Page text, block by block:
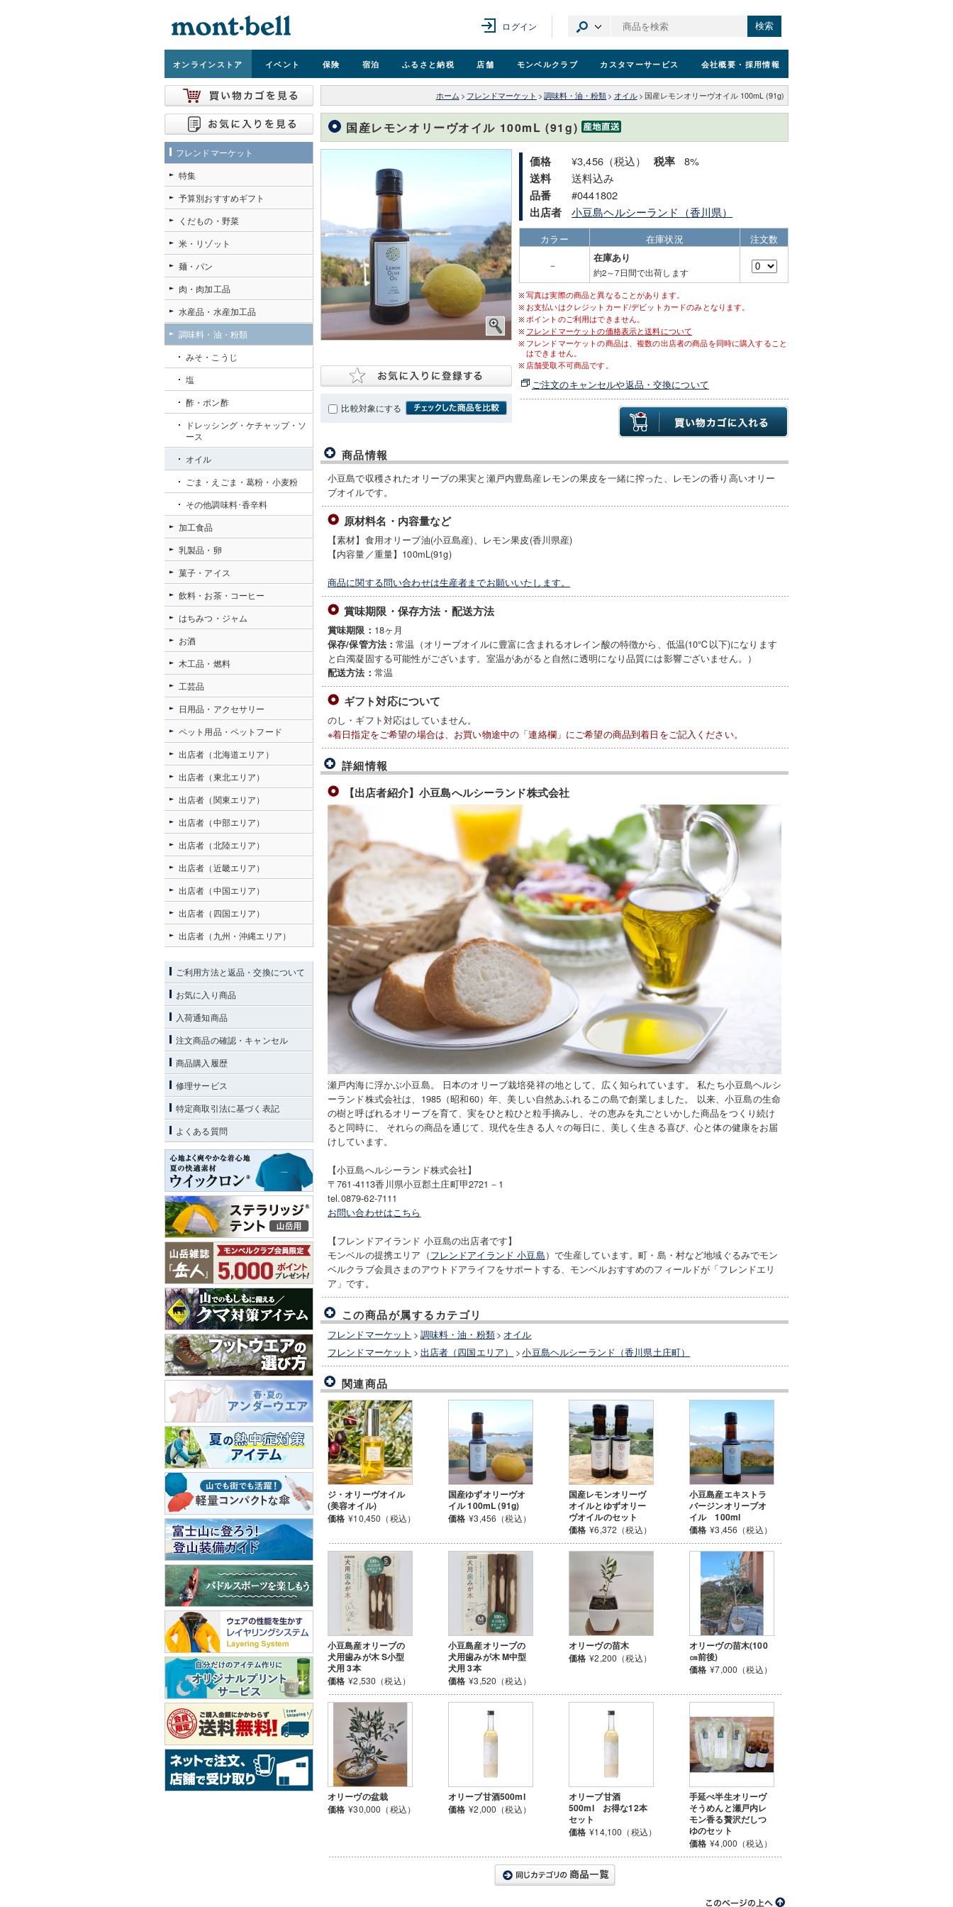
ログイン 検索
オンラインストア イベント 保険 宿泊 ふるさと納税 店舗 モンベルクラブ カスタマーサービス 会社概要 ・採用情報
ホーム > フレンドマーケット > 調味料・油・粉類 > オイル > 国産レモンオリーヴオイル 100mL (91g)
国産レモンオリーヴオイル 100mL (91g)
比較対象にする
価格 ¥3,456（税込） 税率 8%
送料 送料込み
品番 #0441802
出店者 小豆島ヘルシーランド（香川県）
カラー 在庫状況
注文数
－
在庫あり
約2～7日間で出荷します
写真は実際の商品と異なることがあります。
お支払いはクレジットカード/デビットカードのみとなります。
ポイントのご利用はできません。
フレンドマーケットの価格表示と送料について
フレンドマーケットの商品は、複数の出店者の商品を同時に購入すること
はできません。
店舗受取不可商品です。
ご注文のキャンセルや返品・交換について
商品情報
小豆島で収穫されたオリーブの果実と瀬戸内豊島産レモンの果皮を一緒に搾った、レモンの香り高いオリー
ブオイルです。
原材料名・内容量など
【素材】食用オリーブ油(小豆島産)、レモン果皮(香川県産)
【内容量／重量】100mL(91g)
商品に関する問い合わせは生産者までお願いいたします。
賞味期限・保存方法・配送方法
賞味期限： 18ヶ月
保存/保管方法：常温（オリーブオイルに豊富に含まれるオレイン酸の特徴から、低温(10℃以下)になります
と白濁凝固する可能性がございます。室温があがると自然に透明になり品質には影響ございません。）
配送方法： 常温
ギフト対応について
のし・ギフト対応はしていません。
※着日指定をご希望の場合は、お買い物途中の「連絡欄」にご希望の商品到着日をご記入ください。
詳細情報
【出店者紹介】小豆島へルシーランド株式会社
瀬戸内海に浮かぶ小豆島。 日本のオリーブ栽培発祥の地として、広く知られています。 私たち小豆島ヘルシ
ーランド株式会社は、1985（昭和60）年、美しい自然あふれるこの島で創業しました。 以来、小豆島の生命
の樹と呼ばれるオリーブを育て、実をひと粒ひと粒手摘みし、その恵みを丸ごといかした商品をつくり続け
ると同時に、 それらの商品を通じて、現代を生きる人々の毎日に、美しく生きる喜び、心と体の健康をお届
けしています。
【小豆島へルシーランド株式会社】
〒761-4113香川県小豆郡土庄町甲2721－1
tel.0879-62-7111
お問い合わせはこちら
【フレンドアイランド 小豆島の出店者です】
モンベルの提携エリア（フレンドアイランド 小豆島）で生産しています。町・島・村など地域ぐるみでモン
ベルクラブ会員さまのアウトドアライフをサポートする、モンベルおすすめのフィールドが「フレンドエリ
ア」です。
この商品が属するカテゴリ
フレンドマーケット > 調味料・油・粉類> オイル
フレンドマーケット > 出店者（四国エリア） >小豆島ヘルシーランド（香川県土庄町）
関連商品
ジ・オリーヴオイル
(美容オイル)
価格 ¥10,450（税込）
国産ゆずオリーヴオ
イル 100mL (91g)
価格 ¥3,456（税込）
国産レモンオリーヴ
オイルとゆずオリー
ヴオイルのセット
価格 ¥6,372（税込）
小豆島産エキストラ
バージンオリーブオ
イル 100ml
価格 ¥3,456（税込）
小豆島産オリーブの
犬用歯みが木 S小型
犬用 3本
価格 ¥2,530（税込）
小豆島産オリーブの
犬用歯みが木 M中型
犬用 3本
価格 ¥3,520（税込）
オリーヴの苗木
価格 ¥2,200（税込）
オリーヴの苗木(100
㎝前後)
価格 ¥7,000（税込）
オリーヴの盆栽
価格 ¥30,000（税込）
オリーブ甘酒500ml
価格 ¥2,000（税込）
オリーブ甘酒
500ml お得な12本
セット
価格 ¥14,100（税込）
手延べ半生オリーヴ
そうめんと瀬戸内レ
モン香る贅沢だしつ
ゆのセット
価格 ¥4,000（税込）
フレンドマーケット
特集
予算別おすすめギフト
くだもの・野菜
米・リゾット
麺・パン
肉・肉加工品
水産品・水産加工品
調味料・油・粉類
みそ・こうじ
塩
酢・ポン酢
ドレッシング・ケチャップ・ソ
ース
オイル
ごま・えごま・葛粉・小麦粉
その他調味料･香辛料
加工食品
乳製品・卵
菓子・アイス
飲料・お茶・コーヒー
はちみつ・ジャム
お酒
木工品・燃料
工芸品
日用品・アクセサリー
ペット用品・ペットフード
出店者（北海道エリア）
出店者（東北エリア）
出店者（関東エリア）
出店者（中部エリア）
出店者（北陸エリア）
出店者（近畿エリア）
出店者（中国エリア）
出店者（四国エリア）
出店者（九州・沖縄エリア）
ご利用方法と返品・交換について
お気に入り商品
入荷通知商品
注文商品の確認・キャンセル
商品購入履歴
修理サービス
特定商取引法に基づく表記
よくある質問